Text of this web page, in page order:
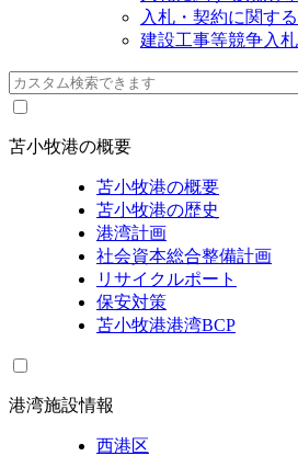
入札・契約に関す
建設工事等競争入
苫小牧港の概要
苫小牧港の概要
苫小牧港の歴史
港湾計画
社会資本総合整備計画
リサイクルポート
保安対策
苫小牧港港湾BCP
港湾施設情報
西港区